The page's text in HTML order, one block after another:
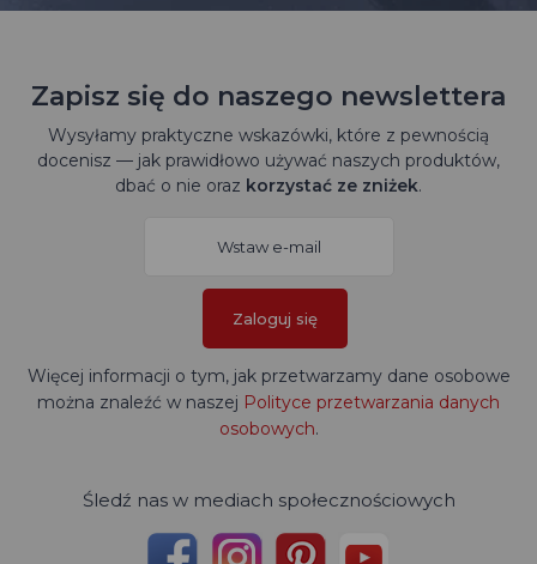
Zapisz się do naszego newslettera
Wysyłamy praktyczne wskazówki, które z pewnością
docenisz — jak prawidłowo używać naszych produktów,
dbać o nie oraz korzystać ze zniżek.
Zaloguj się
Więcej informacji o tym, jak przetwarzamy dane osobowe
można znaleźć w naszej Polityce przetwarzania danych
osobowych.
Śledź nas w mediach społecznościowych